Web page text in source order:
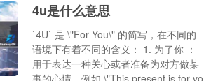
4u是什么意思
`4U` 是 \"For You\" 的简写，在不同的
语境下有着不同的含义： 1. 为了你 ：
用于表达一种关心或者准备为对方做某
事的心情，例如 \"This present is for yo